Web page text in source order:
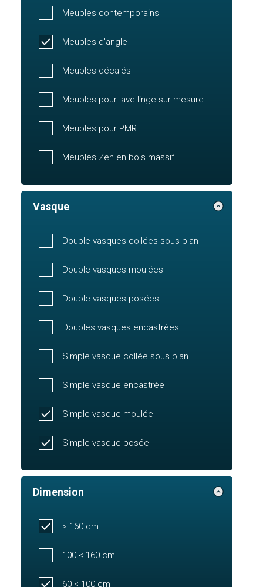
Meubles contemporains
Meubles d'angle
Meubles décalés
Meubles pour lave-linge sur mesure
Meubles pour PMR
Meubles Zen en bois massif
Vasque
Double vasques collées sous plan
Double vasques moulées
Double vasques posées
Doubles vasques encastrées
Simple vasque collée sous plan
Simple vasque encastrée
Simple vasque moulée
Simple vasque posée
Dimension
> 160 cm
100 < 160 cm
60 < 100 cm